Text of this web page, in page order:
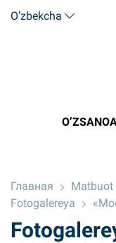
O’zbekcha
Главная Matbuot
Fotogalereya